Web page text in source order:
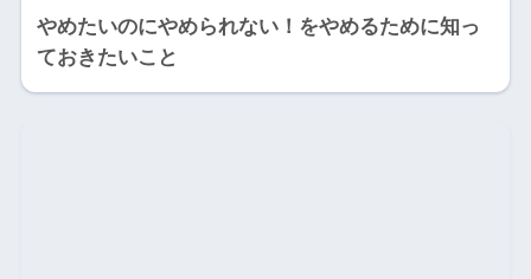
やめたいのにやめられない！をやめるために知っ
ておきたいこと